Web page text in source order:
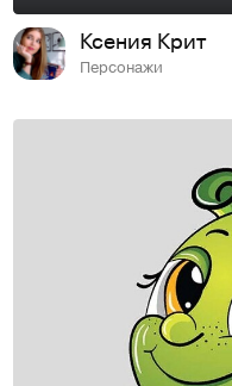
Ксения Крит
Персонажи